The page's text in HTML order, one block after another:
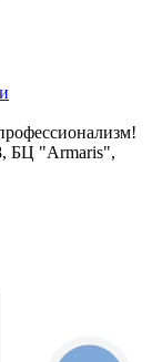
БЦ "Armaris",